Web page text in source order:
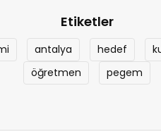
Etiketler
antalya hedef
öğretmen
pegem